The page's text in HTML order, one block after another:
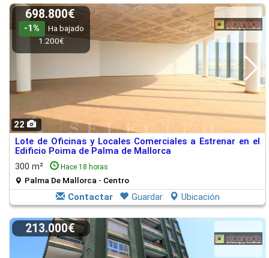
22
698.800€
-1%
Ha bajado
1.200€
Lote de Oficinas y Locales Comerciales a Estrenar en el
Edificio Poima de Palma de Mallorca
300 m²
Hace 18 horas
Palma De Mallorca - Centro
Contactar Guardar Ubicación
213.000€